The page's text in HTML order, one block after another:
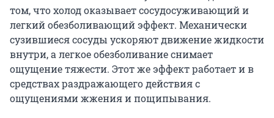
том, что холод оказывает сосудосуживающий и
легкий обезболивающий эффект. Механически
сузившиеся сосуды ускоряют движение жидкости
внутри, а легкое обезболивание снимает
ощущение тяжести. Этот же эффект работает и в
средствах раздражающего действия с
ощущениями жжения и пощипывания.